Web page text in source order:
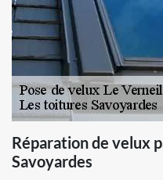
Réparation de velux
Savoyardes